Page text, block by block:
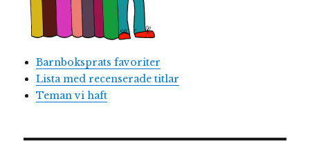
Barnboksprats favoriter
Lista med recenserade titlar
Teman vi haft